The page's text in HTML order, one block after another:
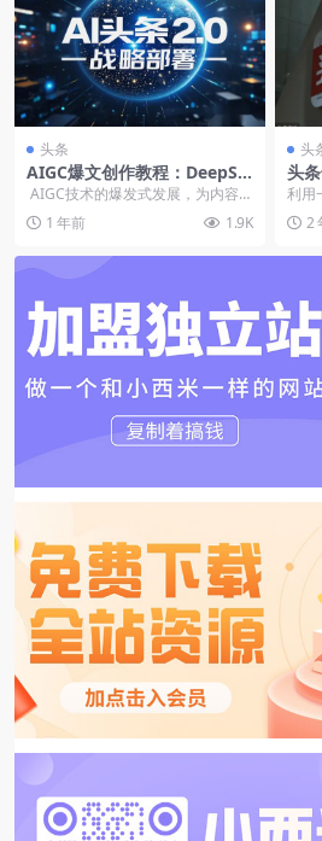
头条
AIGC爆文创作教程：DeepSe
ek矩阵+AI头条2.0战略深度解
AIGC技术的爆发式发展，为内容创
作者带来了前所未有的机遇。通过A
I... 1 年前 1.9K
头
头
纯
利用
原创
一个
2